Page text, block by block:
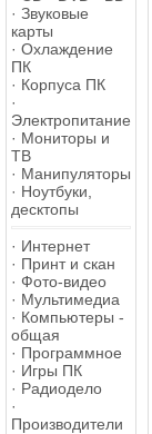
· Звуковые
карты
· Охлаждение
ПК
· Корпуса ПК
·
Электропитание
· Мониторы и
ТВ
· Манипуляторы
· Ноутбуки,
десктопы
· Интернет
· Принт и скан
· Фото-видео
· Мультимедиа
· Компьютеры -
общая
· Программное
· Игры ПК
· Радиодело
·
Производители